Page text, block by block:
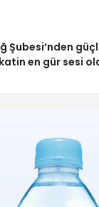
Şubesi’nden
en gür sesi